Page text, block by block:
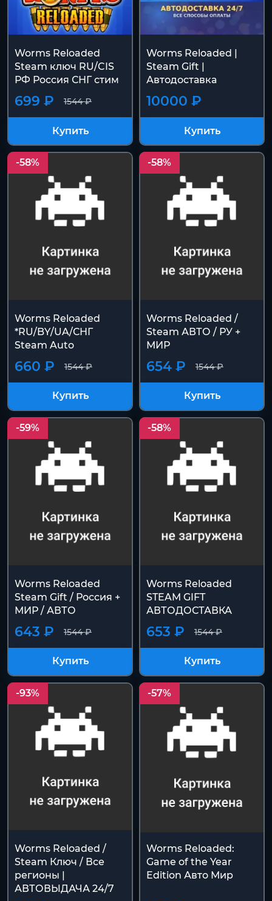
Worms Reloaded
Steam ключ RU/CIS
РФ Россия СНГ стим
1544 ₽
699 ₽
Купить
Worms Reloaded |
Steam Gift |
Автодоставка
10000 ₽
Купить
-58%
Worms Reloaded
*RU/BY/UA/СНГ
Steam Auto
1544 ₽
660 ₽
Купить
-58%
Worms Reloaded /
Steam АВТО / РУ +
МИР
1544 ₽
654 ₽
Купить
-59%
Worms Reloaded
Steam Gift / Россия +
МИР / АВТО
1544 ₽
643 ₽
Купить
-58%
Worms Reloaded
STEAM GIFT
АВТОДОСТАВКА
1544 ₽
653 ₽
Купить
-93%
Worms Reloaded /
Steam Ключ / Все
регионы |
АВТОВЫДАЧА 24/7
-57%
Worms Reloaded:
Game of the Year
Edition Авто Мир